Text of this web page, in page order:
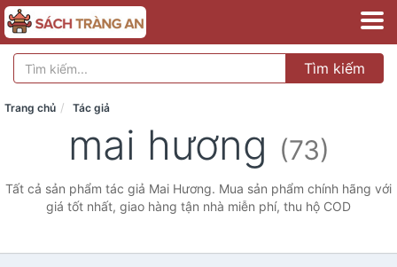
Tìm kiếm
Trang chủ Tác giả
mai hương (73)
Tất cả sản phẩm tác giả Mai Hương. Mua sản phẩm chính hãng với
giá tốt nhất, giao hàng tận nhà miễn phí, thu hộ COD